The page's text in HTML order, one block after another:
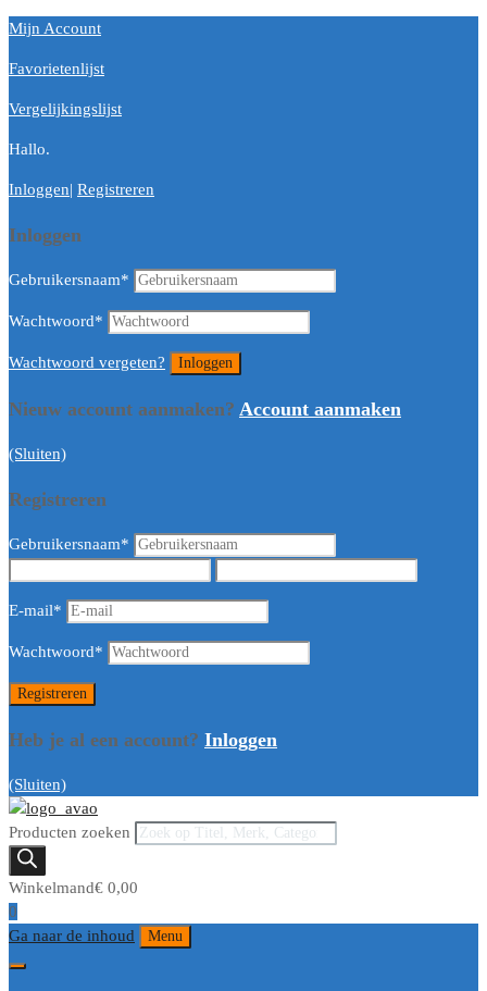
Mijn Account
Favorietenlijst
Vergelijkingslijst
Hallo.
Inloggen| Registreren
Inloggen
Gebruikersnaam*
Wachtwoord*
Wachtwoord vergeten?
Nieuw account aanmaken? Account aanmaken
(Sluiten)
Registreren
Gebruikersnaam*
E-mail*
Wachtwoord*
Heb je al een account? Inloggen
(Sluiten)
Producten zoeken
Winkelmand€ 0,00
0
Ga naar de inhoud
Menu